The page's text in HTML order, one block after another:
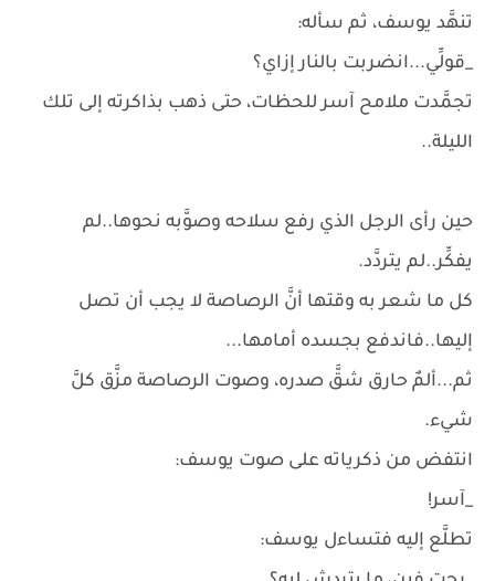
تنهَّد يوسف، ثم سأله:
_قولِّي...انضربت بالنار إزاي؟
تجمَّدت ملامح آسر للحظات، حتى ذهب بذاكرته إلى تلك
الليلة..
حين رأى الرجل الذي رفع سلاحه وصوَّبه نحوها..لم
يفكِّر..لم يتردَّد.
كل ما شعر به وقتها أنَّ الرصاصة لا يجب أن تصل
إليها..فاندفع بجسده أمامها...
ثم...ألمٌ حارق شقَّ صدره، وصوت الرصاصة مزَّق كلَّ
شيء.
انتفض من ذكرياته على صوت يوسف:
_آسر!
تطلَّع إليه فتساءل يوسف: